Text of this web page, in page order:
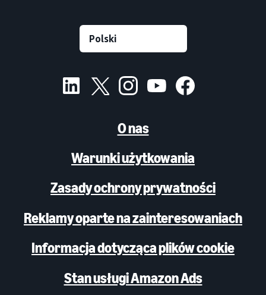
O nas
Warunki użytkowania
Zasady ochrony prywatności
Reklamy oparte na zainteresowaniach
Informacja dotycząca plików cookie
Stan usługi Amazon Ads